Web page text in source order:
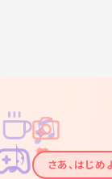
✦
✦
✧
✧
♪
♫
さあ、はじめ